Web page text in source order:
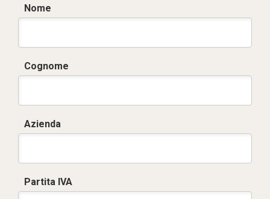
Nome
Cognome
Azienda
Partita IVA